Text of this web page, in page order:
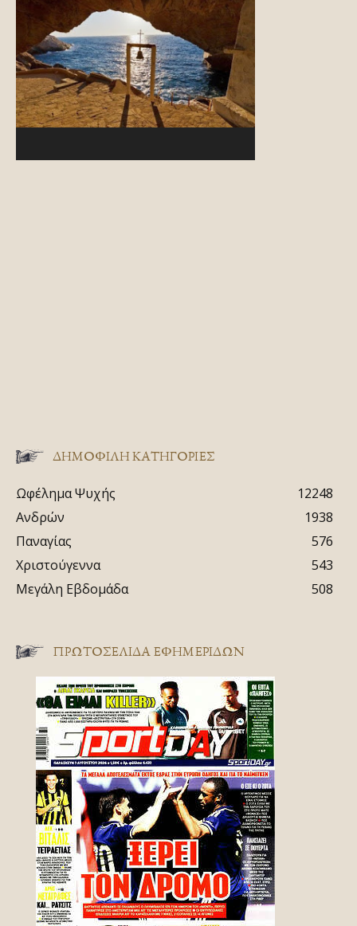
ΔΗΜΟΦΙΛΗ ΚΑΤΗΓΟΡΙΕΣ
Ωφέλημα Ψυχής
12248
Ανδρών
1938
Παναγίας
576
Χριστούγεννα
543
Μεγάλη Εβδομάδα
508
ΠΡΩΤΟΣΈΛΙΔΑ ΕΦΗΜΕΡΊΔΩΝ